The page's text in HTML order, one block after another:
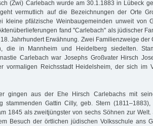
(Zwi) Carlebach wurde am 30.1.1883 in Lübeck
vermutlich auf die Bezeichnungen der Orte
kleine pfälzische Weinbaugemeinden unweit von
fand "Carlebach" als jüdischer
Jahrhundert Erwähnung. Zwei Familienzweige der
die in Mannheim und Heidelberg siedelten.
Carlebach war Josephs Großvater Hirsch
vormaligen Reichsstadt Heidelsheim, der sich im
gingen aus der Ehe Hirsch Carlebachs mit
stammenden Gattin Cilly, geb. Stern
1845 als zweitjüngster von sechs Söhnen zur
Besuch der örtlichen jüdischen Volksschule ans